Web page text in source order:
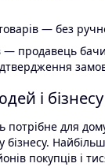
— без
— продавець
і бізнесу
потрібне для
бізнесу.
покупців і